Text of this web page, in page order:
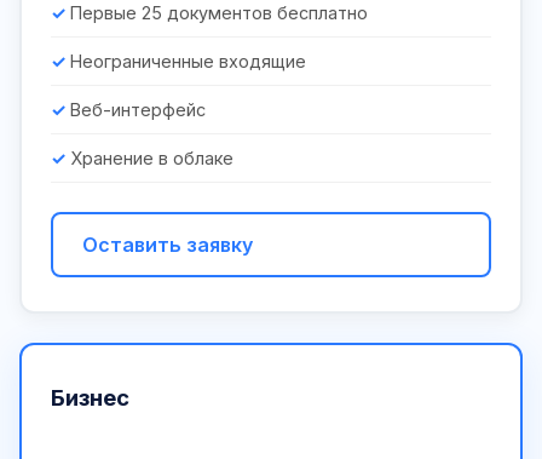
Первые 25 документов бесплатно
Неограниченные входящие
Веб-интерфейс
Хранение в облаке
Оставить заявку
Бизнес